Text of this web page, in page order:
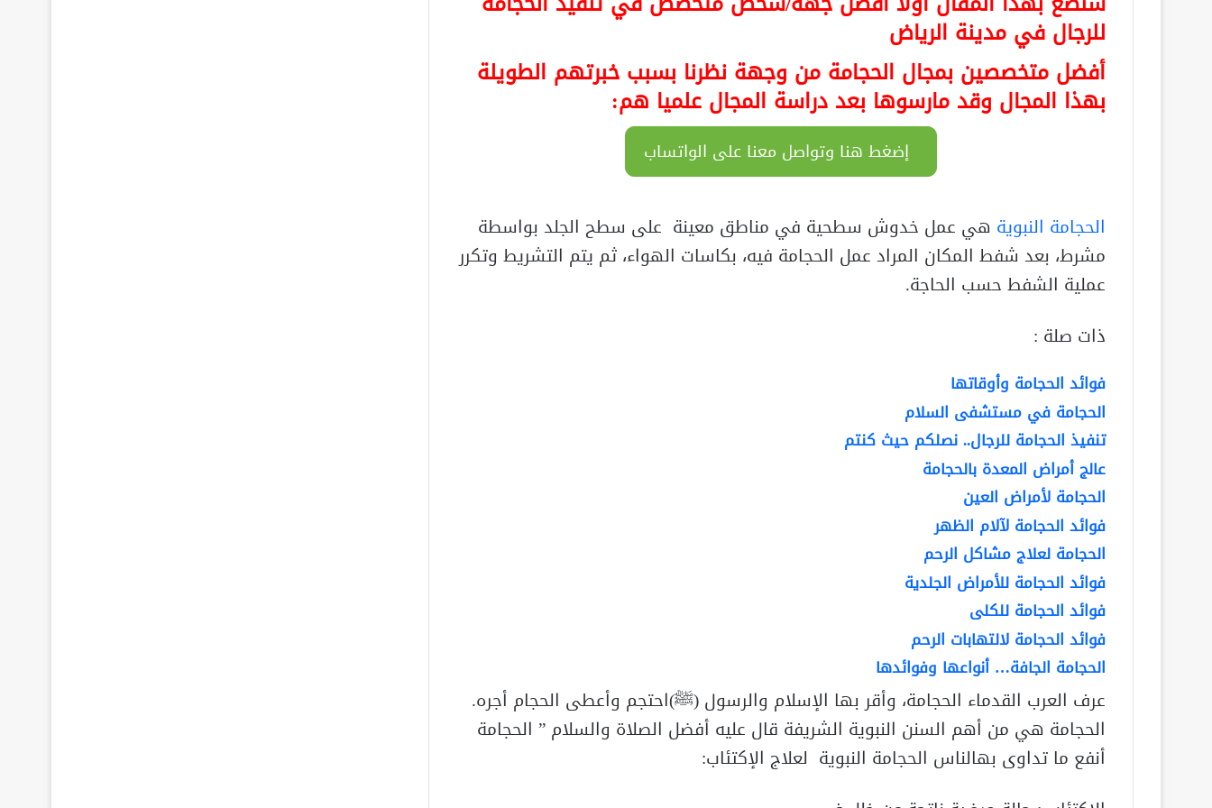
للرجال في مدينة الرياض
أفضل متخصصين بمجال الحجامة من وجهة نظرنا بسبب خبرتهم الطويلة
بهذا المجال وقد مارسوها بعد دراسة المجال علميا هم:
إضغط هنا وتواصل معنا على الواتساب
الحجامة النبوية هي عمل خدوش سطحية في مناطق معينة على سطح الجلد بواسطة
مشرط، بعد شفط المكان المراد عمل الحجامة فيه، بكاسات الهواء، ثم يتم التشريط وتكرر
عملية الشفط حسب الحاجة.
ذات صلة :
فوائد الحجامة وأوقاتها
الحجامة في مستشفى السلام
تنفيذ الحجامة للرجال.. نصلكم حيث كنتم
عالج أمراض المعدة بالحجامة
الحجامة لأمراض العين
فوائد الحجامة لآلام الظهر
الحجامة لعلاج مشاكل الرحم
فوائد الحجامة للأمراض الجلدية
فوائد الحجامة للكلى
فوائد الحجامة لالتهابات الرحم
الحجامة الجافة… أنواعها وفوائدها
عرف العرب القدماء الحجامة، وأقر بها الإسلام والرسول (ﷺ)احتجم وأعطى الحجام أجره.
الحجامة هي من أهم السنن النبوية الشريفة قال عليه أفضل الصلاة والسلام ” الحجامة
أنفع ما تداوى بهالناس الحجامة النبوية لعلاج الإكتئاب: